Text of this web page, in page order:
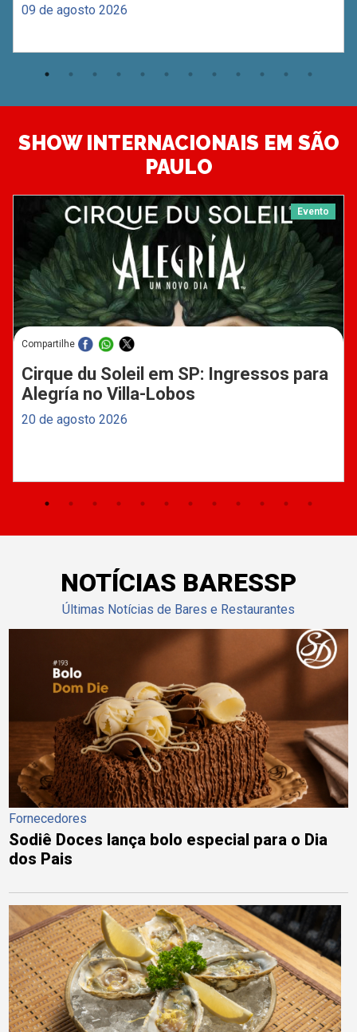
09 de agosto 2026
SHOW INTERNACIONAIS EM SÃO
PAULO
Evento
Compartilhe
Cirque du Soleil em SP: Ingressos para
Alegría no Villa-Lobos
20 de agosto 2026
NOTÍCIAS BARESSP
Últimas Notícias de Bares e Restaurantes
Fornecedores
Sodiê Doces lança bolo especial para o Dia
dos Pais